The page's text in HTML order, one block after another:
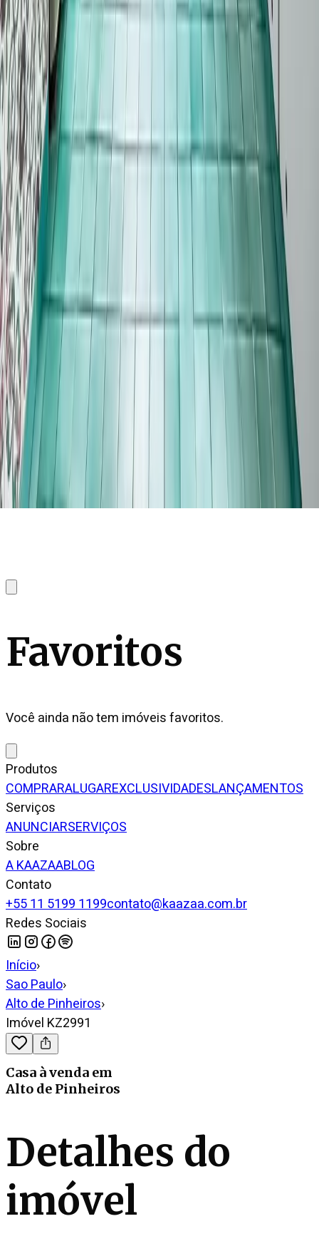
Favoritos
Você ainda não tem imóveis favoritos.
Produtos
COMPRARALUGAREXCLUSIVIDADESLANÇAMENTOS
Serviços
ANUNCIARSERVIÇOS
Sobre
A KAAZAABLOG
Contato
+55 11 5199 1199contato@kaazaa.com.br
Redes Sociais
Início›
Sao Paulo›
Alto de Pinheiros›
Imóvel KZ2991
Casa à venda em
Alto de Pinheiros
Detalhes do
imóvel